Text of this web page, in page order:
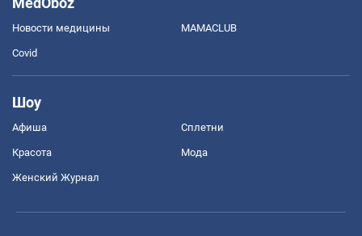
Новости медицины MAMACLUB
Covid
Шоу
Афиша Сплетни
Красота Мода
Женский Журнал